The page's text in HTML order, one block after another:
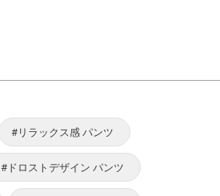
#リラックス感 パンツ
#ドロストデザイン パンツ